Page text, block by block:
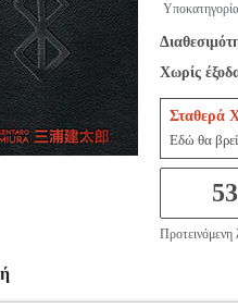
Υποκατηγορία
Χωρίς
Σταθερά
Εδώ θα
Προτεινόμενη